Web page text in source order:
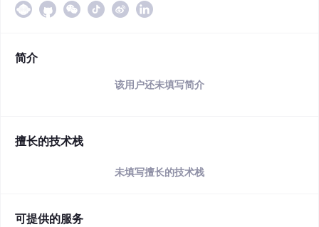
简介
该用户还未填写简介
擅长的技术栈
未填写擅长的技术栈
可提供的服务